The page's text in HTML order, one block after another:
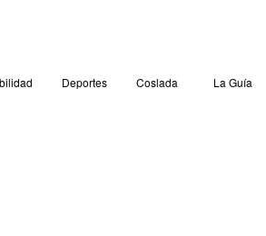
Deportes Coslada La Guía